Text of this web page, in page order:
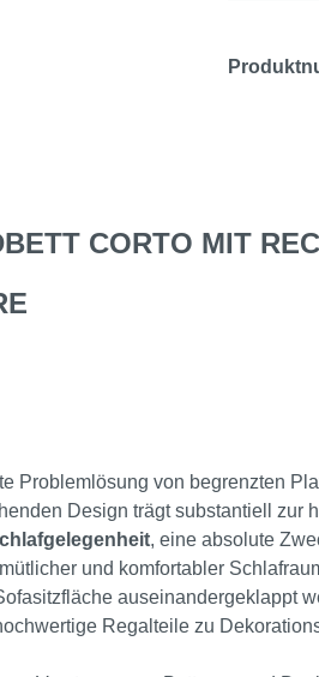
CORTO MIT
Problemlösung von begrenzten
Design trägt substantiell
, eine absolute
und komfortabler
auseinandergeklappt
Regalteile zu